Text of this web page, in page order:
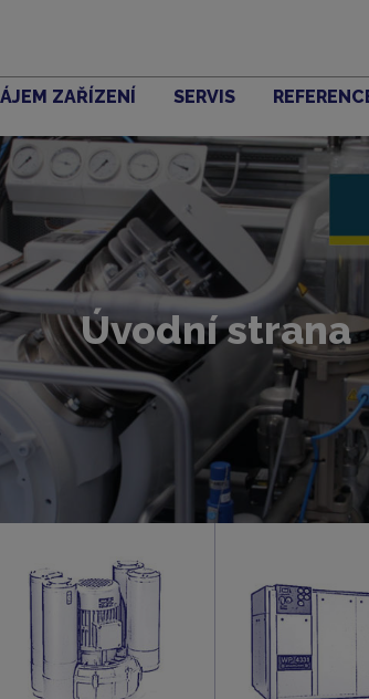
ZAŘÍZENÍ SERVIS
Úvodní strana